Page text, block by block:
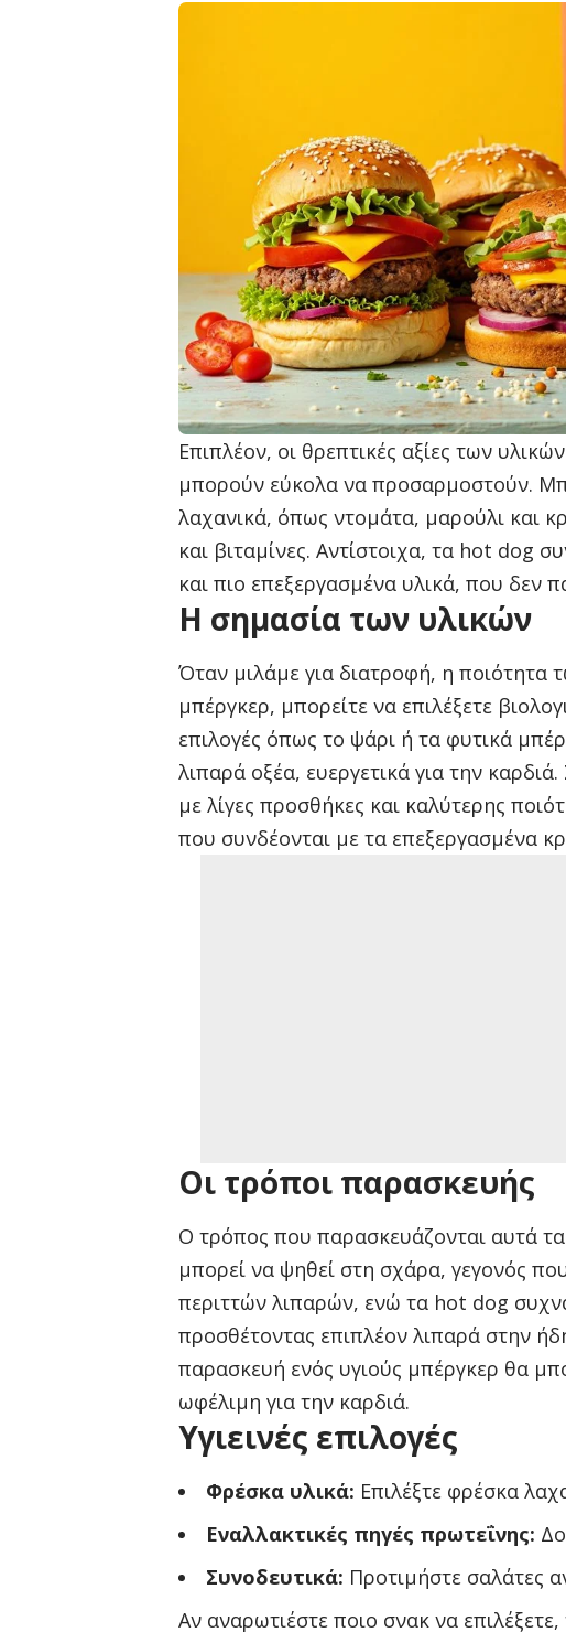
Επιπλέον, οι θρεπτικές αξίες των
μπορούν εύκολα να προσαρμοστούν.
λαχανικά, όπως ντομάτα, μαρούλι και
και βιταμίνες. Αντίστοιχα, τα hot dog
και πιο επεξεργασμένα υλικά, που δεν
Η σημασία των υλικών
Όταν μιλάμε για διατροφή, η ποιότητα
μπέργκερ, μπορείτε να επιλέξετε
επιλογές όπως το ψάρι ή τα φυτικά
λιπαρά οξέα, ευεργετικά για την
με λίγες προσθήκες και καλύτερης
που συνδέονται με τα επεξεργασμένα
Οι τρόποι παρασκευής
Ο τρόπος που παρασκευάζονται αυτά
μπορεί να ψηθεί στη σχάρα, γεγονός
περιττών λιπαρών, ενώ τα hot dog
προσθέτοντας επιπλέον λιπαρά στην
παρασκευή ενός υγιούς μπέργκερ θα
ωφέλιμη για την καρδιά.
Υγιεινές επιλογές
Φρέσκα υλικά: Επιλέξτε φρέσκα
Εναλλακτικές πηγές πρωτεΐνης:
Συνοδευτικά: Προτιμήστε σαλάτες
Αν αναρωτιέστε ποιο σνακ να